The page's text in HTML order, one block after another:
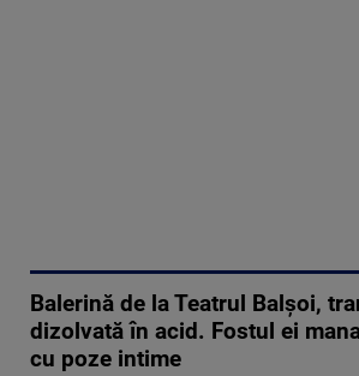
Balerină de la Teatrul Balșoi,
dizolvată în acid. Fostul ei
cu poze intime